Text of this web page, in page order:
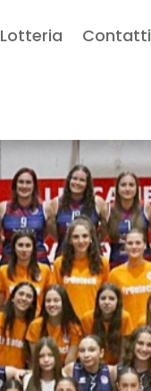
Lotteria Contatti